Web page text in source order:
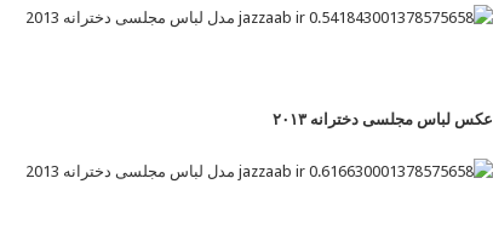
عکس لباس مجلسی دخترانه ۲۰۱۳